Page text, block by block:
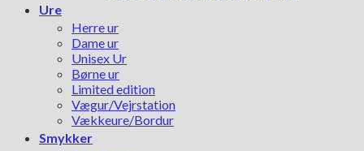
Ure
Herre ur
Dame ur
Unisex Ur
Børne ur
Limited edition
Vægur/Vejrstation
Vækkeure/Bordur
Smykker